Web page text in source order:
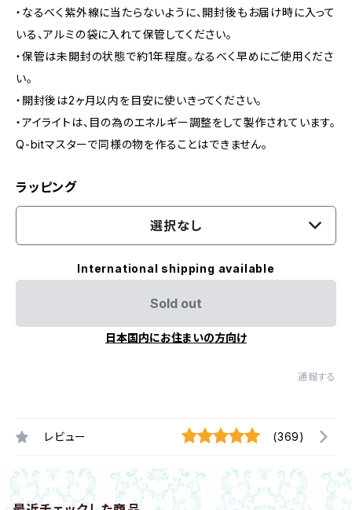
・なるべく紫外線に当たらないように、開封後もお届け時に入って
いる、アルミの袋に入れて保管してください。
・保管は未開封の状態で約1年程度。なるべく早めにご使用くださ
い。
・開封後は2ヶ月以内を目安に使いきってください。
・アイライトは、目の為のエネルギー調整をして製作されています。
Q-bitマスターで同様の物を作ることはできません。
ラッピング
選択なし
International shipping available
Sold out
日本国内にお住まいの方向け
通報する
レビュー (369)